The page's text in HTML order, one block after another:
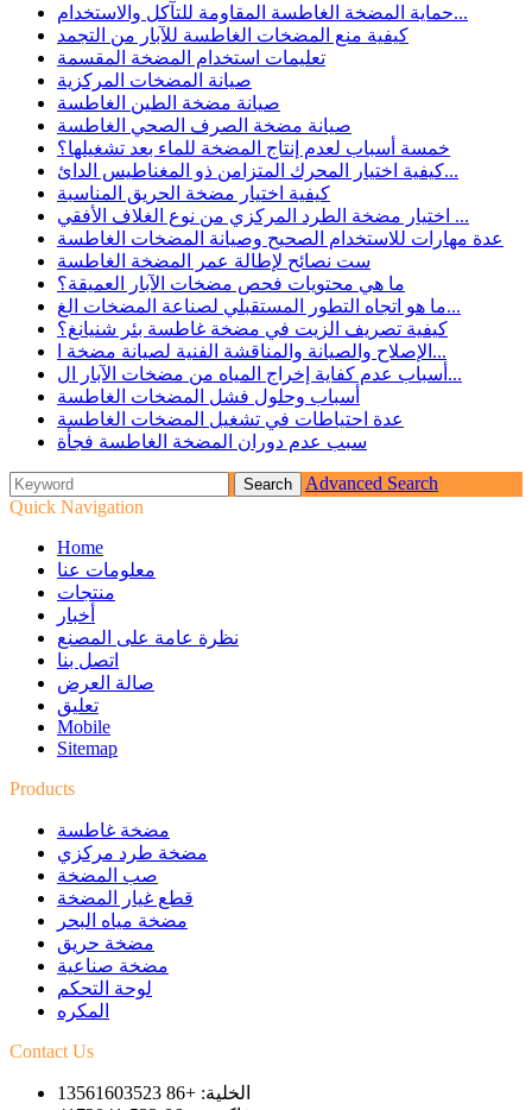
حماية المضخة الغاطسة المقاومة للتآكل والاستخدام...
كيفية منع المضخات الغاطسة للآبار من التجمد
تعليمات استخدام المضخة المقسمة
صيانة المضخات المركزية
صيانة مضخة الطين الغاطسة
صيانة مضخة الصرف الصحي الغاطسة
خمسة أسباب لعدم إنتاج المضخة للماء بعد تشغيلها؟
كيفية اختيار المحرك المتزامن ذو المغناطيس الدائ...
كيفية اختيار مضخة الحريق المناسبة
اختيار مضخة الطرد المركزي من نوع الغلاف الأفقي ...
عدة مهارات للاستخدام الصحيح وصيانة المضخات الغاطسة
ست نصائح لإطالة عمر المضخة الغاطسة
ما هي محتويات فحص مضخات الآبار العميقة؟
ما هو اتجاه التطور المستقبلي لصناعة المضخات الغ...
كيفية تصريف الزيت في مضخة غاطسة بئر شنيانغ؟
الإصلاح والصيانة والمناقشة الفنية لصيانة مضخة ا...
أسباب عدم كفاية إخراج المياه من مضخات الآبار ال...
أسباب وحلول فشل المضخات الغاطسة
عدة احتياطات في تشغيل المضخات الغاطسة
سبب عدم دوران المضخة الغاطسة فجأة
Advanced Search
Quick Navigation
Home
معلومات عنا
منتجات
أخبار
نظرة عامة على المصنع
اتصل بنا
صالة العرض
تعليق
Mobile
Sitemap
Products
مضخة غاطسة
مضخة طرد مركزي
صب المضخة
قطع غيار المضخة
مضخة مياه البحر
مضخة حريق
مضخة صناعية
لوحة التحكم
المكره
Contact Us
الخلية: +86 13561603523